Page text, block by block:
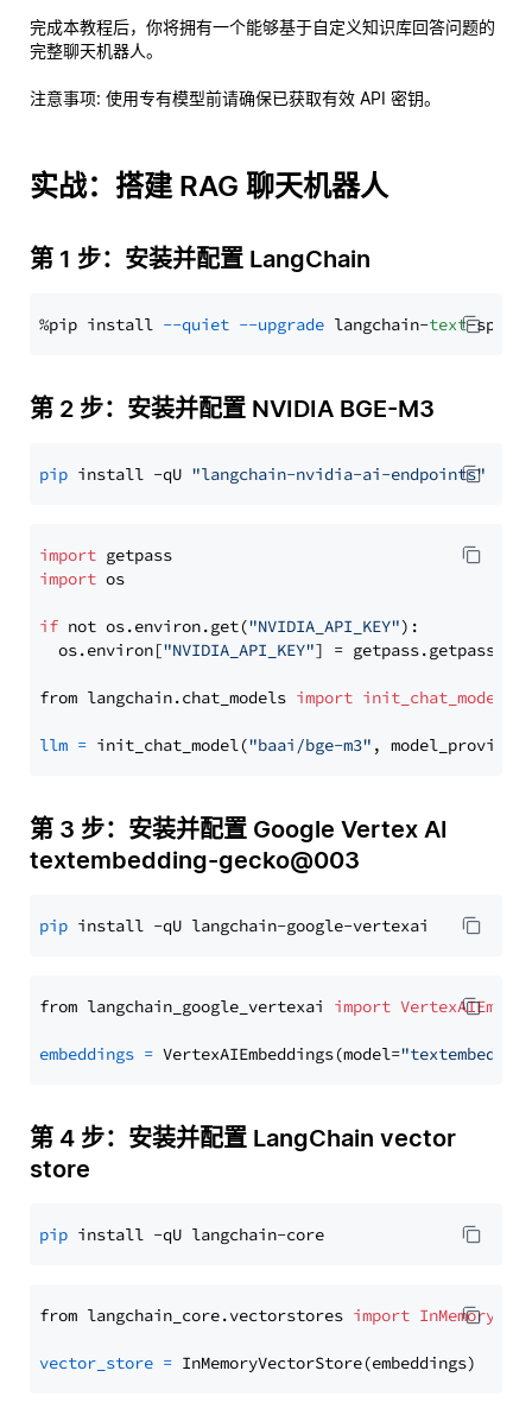
完成本教程后，你将拥有一个能够基于自定义知识库回答问题的
完整聊天机器人。
注意事项: 使用专有模型前请确保已获取有效 API 密钥。
实战：搭建 RAG 聊天机器人
第 1 步：安装并配置 LangChain
%pip install --quiet --upgrade langchain-text
第 2 步：安装并配置 NVIDIA BGE-M3
pip install -qU "langchain-nvidia-ai-endpoints"
import
import os
if not os.environ.get("NVIDIA_API_KEY"):
  os.environ[
"NVIDIA_API_KEY"] = getpass.getpass(
from langchain.chat_models import init_chat_model
llm = init_chat_model("baai/bge-m3" , model_provider=
第 3 步：安装并配置 Google Vertex AI
textembedding-gecko@003
pip
from langchain_google_vertexai import
embeddings = VertexAIEmbeddings(model=
第 4 步：安装并配置 LangChain vector
store
pip
from langchain_core.vectorstores import
vector_store =